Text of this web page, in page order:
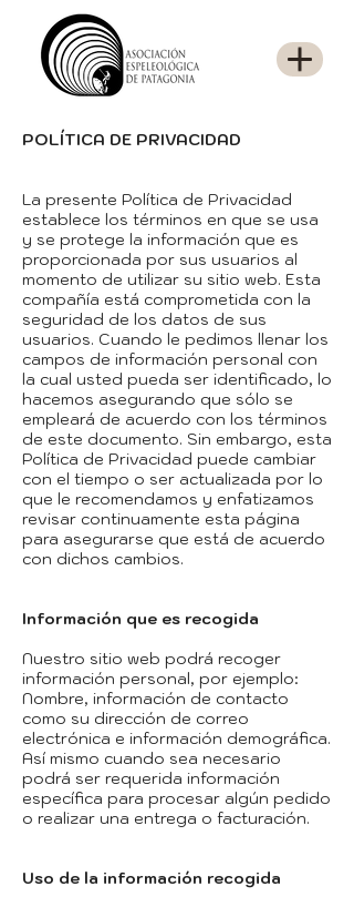
POLÍTICA DE PRIVACIDAD
La presente Política de Privacidad
establece los términos en que se usa
y se protege la información que es
proporcionada por sus usuarios al
momento de utilizar su sitio web. Esta
compañía está comprometida con la
seguridad de los datos de sus
usuarios. Cuando le pedimos llenar los
campos de información personal con
la cual usted pueda ser identificado, lo
hacemos asegurando que sólo se
empleará de acuerdo con los términos
de este documento. Sin embargo, esta
Política de Privacidad puede cambiar
con el tiempo o ser actualizada por lo
que le recomendamos y enfatizamos
revisar continuamente esta página
para asegurarse que está de acuerdo
con dichos cambios.
Información que es recogida
Nuestro sitio web podrá recoger
información personal, por ejemplo:
Nombre, información de contacto
como su dirección de correo
electrónica e información demográfica.
Así mismo cuando sea necesario
podrá ser requerida información
específica para procesar algún pedido
o realizar una entrega o facturación.
Uso de la información recogida